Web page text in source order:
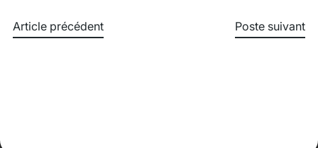
Article précédent Poste suivant